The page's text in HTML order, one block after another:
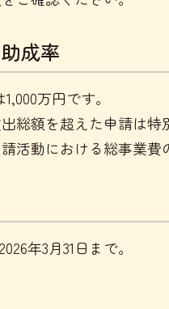
成率
万円です。
総額を超えた申請は特
活動における総事業費
年3月31日まで。